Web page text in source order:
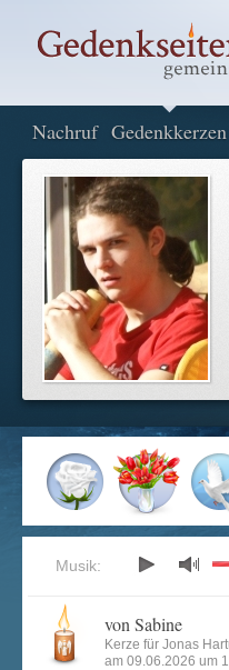
Nachruf Gedenkkerzen
Musik:
von Sabine
Kerze für Jonas
am 09.06.2026 um